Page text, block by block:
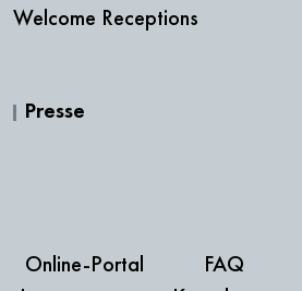
Welcome Receptions
Presse
Online-Portal FAQ